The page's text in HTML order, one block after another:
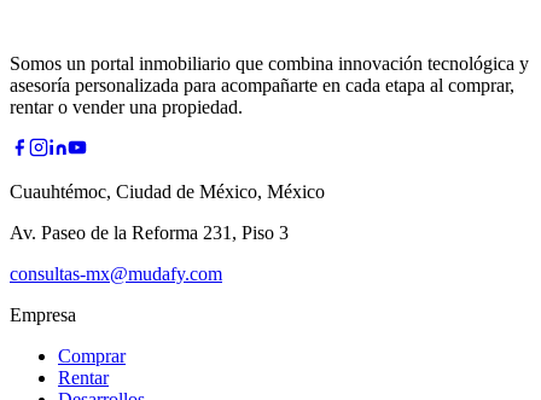
Somos un portal inmobiliario que combina innovación tecnológica y
asesoría personalizada para acompañarte en cada etapa al comprar,
rentar o vender una propiedad.
Cuauhtémoc, Ciudad de México, México
Av. Paseo de la Reforma 231, Piso 3
consultas-mx@mudafy.com
Empresa
Comprar
Rentar